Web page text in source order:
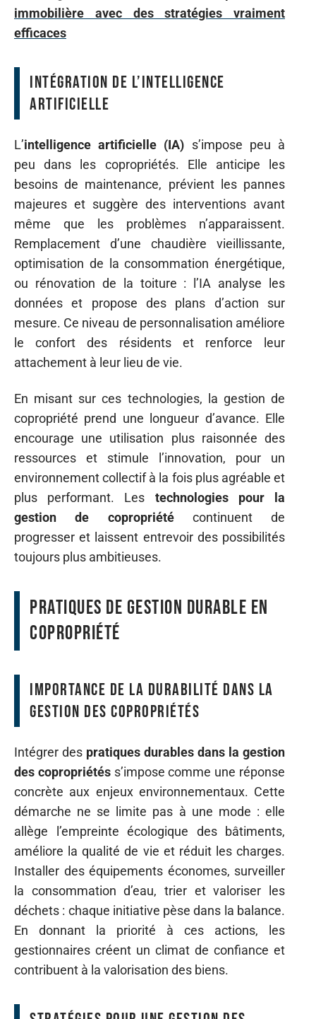
immobilière avec des stratégies vraiment
efficaces
Intégration de l’intelligence
artificielle
L’intelligence artificielle (IA) s’impose peu à
peu dans les copropriétés. Elle anticipe les
besoins de maintenance, prévient les pannes
majeures et suggère des interventions avant
même que les problèmes n’apparaissent.
Remplacement d’une chaudière vieillissante,
optimisation de la consommation énergétique,
ou rénovation de la toiture : l’IA analyse les
données et propose des plans d’action sur
mesure. Ce niveau de personnalisation améliore
le confort des résidents et renforce leur
attachement à leur lieu de vie.
En misant sur ces technologies, la gestion de
copropriété prend une longueur d’avance. Elle
encourage une utilisation plus raisonnée des
ressources et stimule l’innovation, pour un
environnement collectif à la fois plus agréable et
plus performant. Les technologies pour la
gestion de copropriétécontinuent de
progresser et laissent entrevoir des possibilités
toujours plus ambitieuses.
Pratiques de gestion durable en
copropriété
Importance de la durabilité dans la
gestion des copropriétés
Intégrer des pratiques durables dans la gestion
des copropriétéss’impose comme une réponse
concrète aux enjeux environnementaux. Cette
démarche ne se limite pas à une mode : elle
allège l’empreinte écologique des bâtiments,
améliore la qualité de vie et réduit les charges.
Installer des équipements économes, surveiller
la consommation d’eau, trier et valoriser les
déchets : chaque initiative pèse dans la balance.
En donnant la priorité à ces actions, les
gestionnaires créent un climat de confiance et
contribuent à la valorisation des biens.